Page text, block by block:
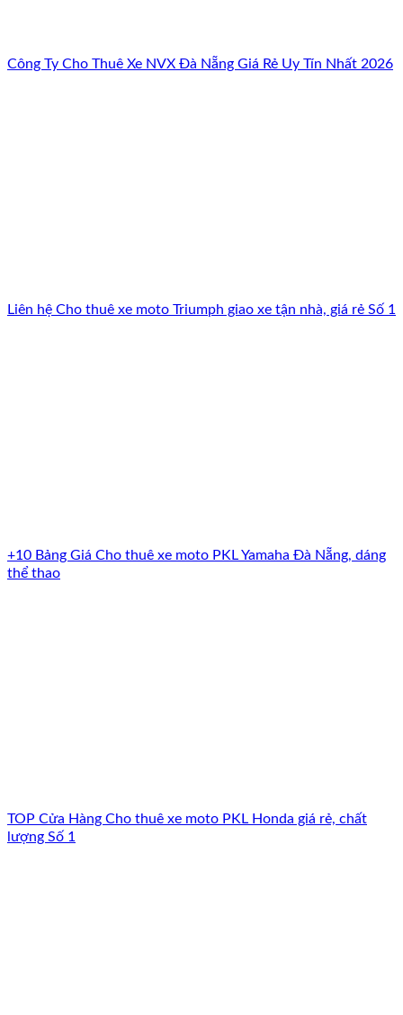
Công Ty Cho Thuê Xe NVX Đà Nẵng Giá Rẻ Uy Tín Nhất 2026
Liên hệ Cho thuê xe moto Triumph giao xe tận nhà, giá rẻ Số 1
+10 Bảng Giá Cho thuê xe moto PKL Yamaha Đà Nẵng, dáng
thể thao
TOP Cửa Hàng Cho thuê xe moto PKL Honda giá rẻ, chất
lượng Số 1